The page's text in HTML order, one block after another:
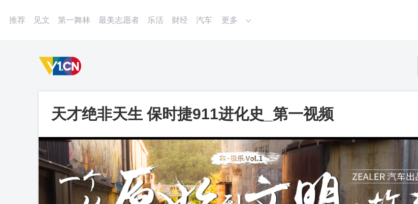
推荐 见文 第一舞林 最美志愿者 乐活 财经 汽车 更多
天才绝非天生 保时捷911进化史_第一视频